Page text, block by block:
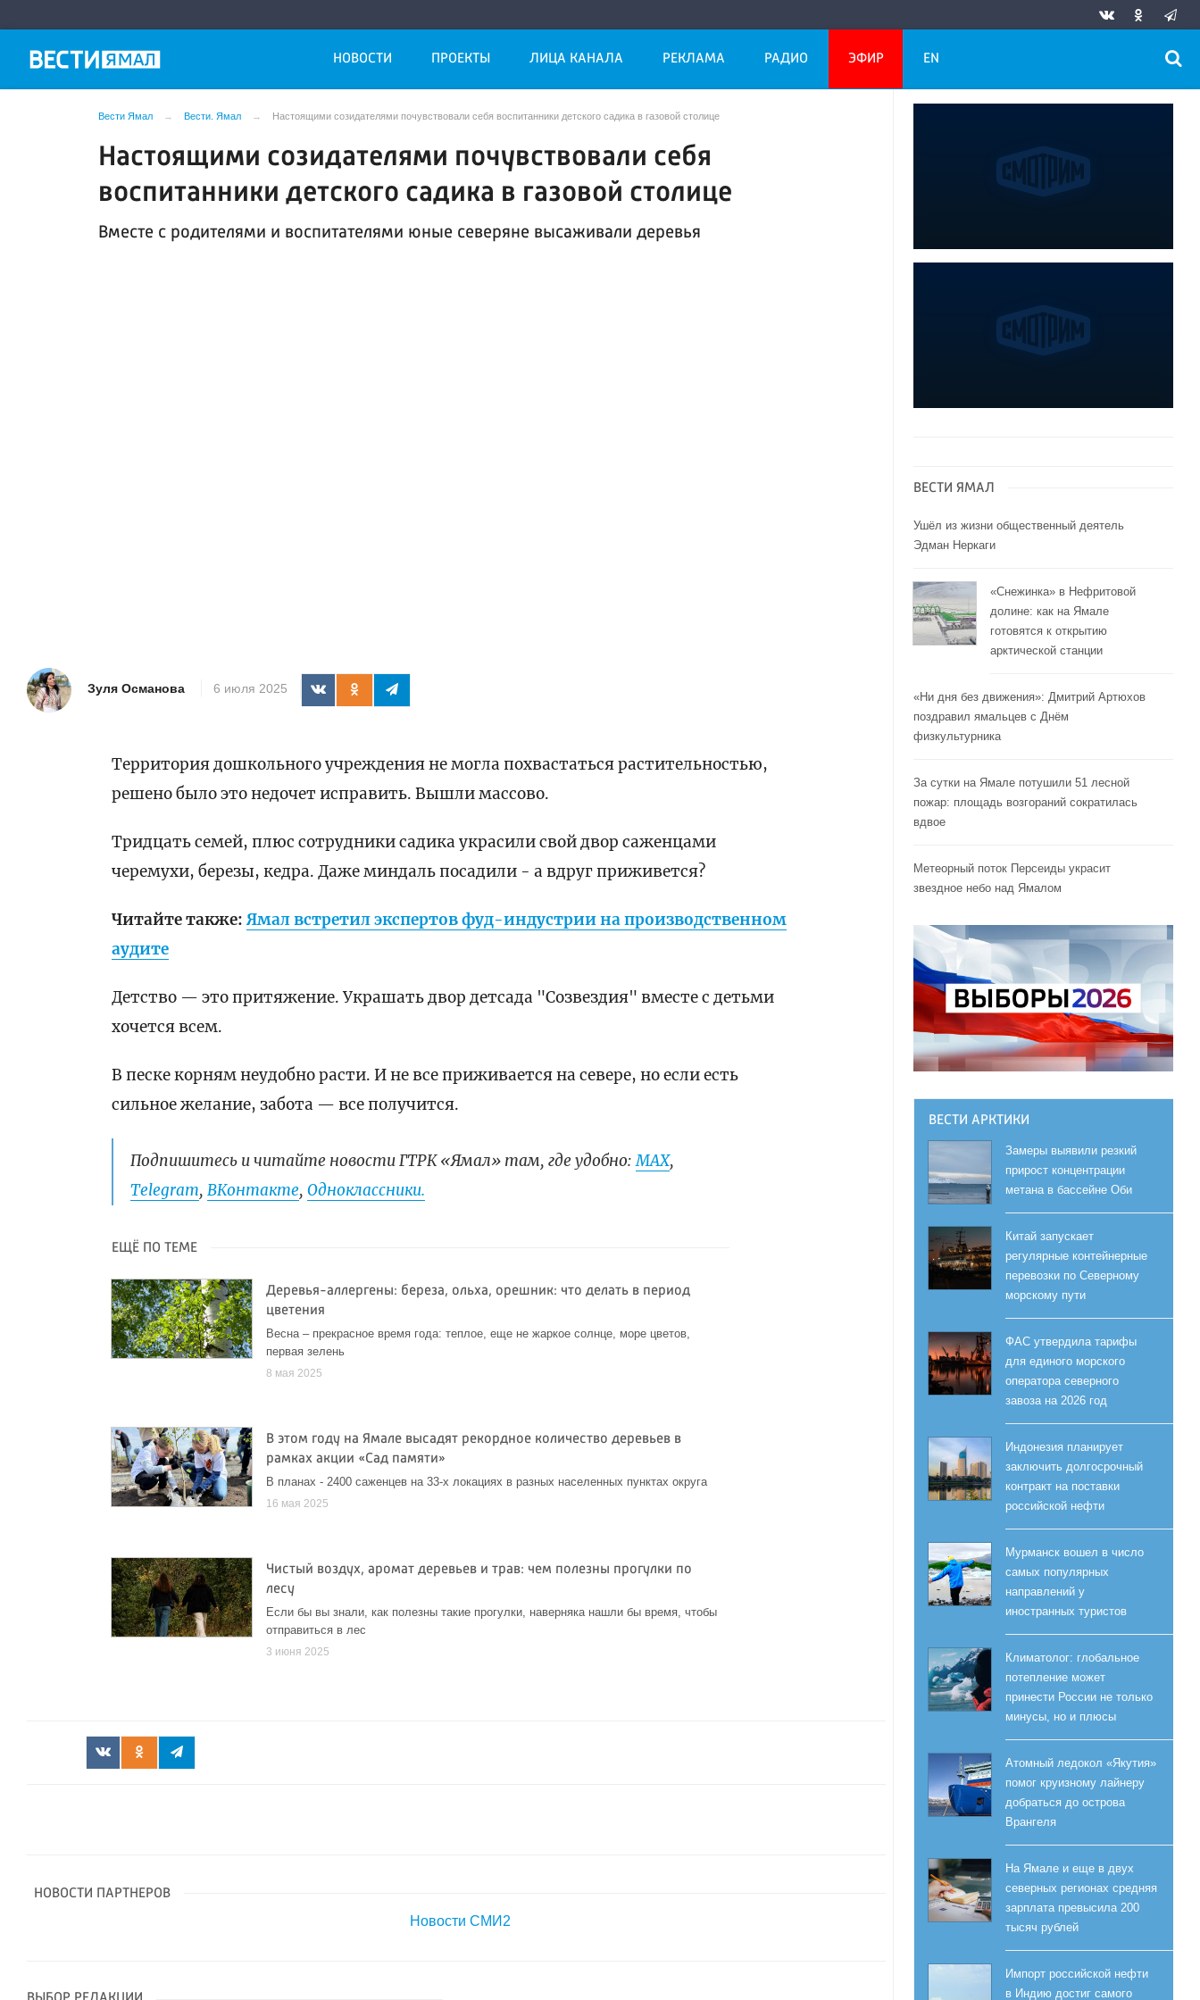
НОВОСТИ ПРОЕКТЫ ЛИЦА КАНАЛА РЕКЛАМА РАДИО ЭФИР EN
Вести Ямал Вести. Ямал Настоящими созидателями почувствовали себя воспитанники детского садика в газовой столице
Настоящими созидателями почувствовали себя
воспитанники детского садика в газовой столице
Вместе с родителями и воспитателями юные северяне высаживали деревья
Зуля Османова 6 июля 2025
Территория дошкольного учреждения не могла похвастаться растительностью,
решено было это недочет исправить. Вышли массово.
Тридцать семей, плюс сотрудники садика украсили свой двор саженцами
черемухи, березы, кедра. Даже миндаль посадили - а вдруг приживется?
Читайте также:Ямал встретил экспертов фуд-индустрии на производственном
аудите
Детство — это притяжение. Украшать двор детсада "Созвездия" вместе с детьми
хочется всем.
В песке корням неудобно расти. И не все приживается на севере, но если есть
сильное желание, забота — все получится.
Подпишитесь и читайте новости ГТРК «Ямал» там, где удобно:МАХ,
Telegram,ВКонтакте,Одноклассники.
ЕЩЁ ПО ТЕМЕ
Деревья-аллергены: береза, ольха, орешник: что делать в период
цветения
Весна – прекрасное время года: теплое, еще не жаркое солнце, море цветов,
первая зелень
8 мая 2025
В этом году на Ямале высадят рекордное количество деревьев в
рамках акции «Сад памяти»
В планах - 2400 саженцев на 33-х локациях в разных населенных пунктах округа
16 мая 2025
Чистый воздух, аромат деревьев и трав: чем полезны прогулки по
лесу
Если бы вы знали, как полезны такие прогулки, наверняка нашли бы время, чтобы
отправиться в лес
3 июня 2025
НОВОСТИ ПАРТНЕРОВ
Новости СМИ2
ВЕСТИ ЯМАЛ
Ушёл из жизни общественный деятель
Эдман Неркаги
«Снежинка» в Нефритовой
долине: как на Ямале
готовятся к открытию
арктической станции
«Ни дня без движения»: Дмитрий Артюхов
поздравил ямальцев с Днём
физкультурника
За сутки на Ямале потушили 51 лесной
пожар: площадь возгораний сократилась
вдвое
Метеорный поток Персеиды украсит
звездное небо над Ямалом
ВЕСТИ АРКТИКИ
Замеры выявили резкий
прирост концентрации
метана в бассейне Оби
Китай запускает
регулярные контейнерные
перевозки по Северному
морскому пути
ФАС утвердила тарифы
для единого морского
оператора северного
завоза на 2026 год
Индонезия планирует
заключить долгосрочный
контракт на поставки
российской нефти
Мурманск вошел в число
самых популярных
направлений у
иностранных туристов
Климатолог: глобальное
потепление может
принести России не только
минусы, но и плюсы
Атомный ледокол «Якутия»
помог круизному лайнеру
добраться до острова
Врангеля
На Ямале и еще в двух
северных регионах средняя
зарплата превысила 200
тысяч рублей
Импорт российской нефти
в Индию достиг самого